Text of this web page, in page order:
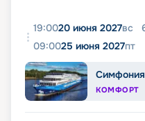
19:0020 июня 2027вс
09:0025 июня 2027пт
КОМФОРТ